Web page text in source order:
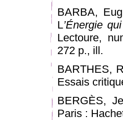
BARBA,
L’Énergie
Lectoure,
272 p., ill.
BARTHES,
Essais
BERGÈS,
Paris :